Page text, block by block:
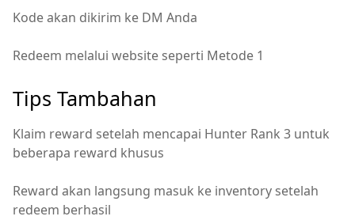
Kode akan dikirim ke DM Anda
Redeem melalui website seperti Metode 1
Tips Tambahan
Klaim reward setelah mencapai Hunter Rank 3 untuk
beberapa reward khusus
Reward akan langsung masuk ke inventory setelah
redeem berhasil